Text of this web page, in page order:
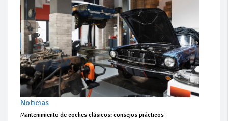
Noticias
Mantenimiento de coches clásicos: consejos prácticos